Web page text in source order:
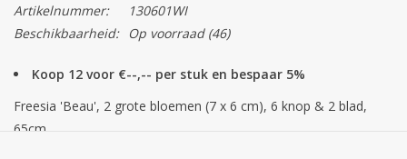
Artikelnummer:
130601WI
Beschikbaarheid:
Op voorraad(46)
Koop 12 voor €--,-- per stuk en bespaar 5%
Freesia 'Beau', 2 grote bloemen (7 x 6 cm), 6 knop & 2 blad,
65cm